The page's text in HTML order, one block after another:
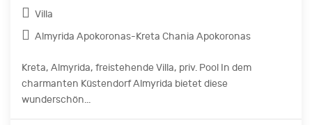
Villa
Almyrida Apokoronas-Kreta Chania Apokoronas
Kreta, Almyrida, freistehende Villa, priv. Pool In dem
charmanten Küstendorf Almyrida bietet diese
wunderschön...